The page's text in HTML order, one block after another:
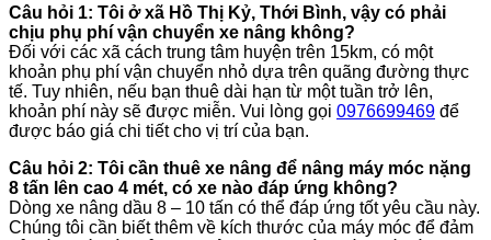
Câu hỏi 1: Tôi ở xã Hồ Thị Kỷ, Thới Bình, vậy có phải
chịu phụ phí vận chuyển xe nâng không?
Đối với các xã cách trung tâm huyện trên 15km, có một
khoản phụ phí vận chuyển nhỏ dựa trên quãng đường thực
tế. Tuy nhiên, nếu bạn thuê dài hạn từ một tuần trở lên,
khoản phí này sẽ được miễn. Vui lòng gọi 0976699469 để
được báo giá chi tiết cho vị trí của bạn.
Câu hỏi 2: Tôi cần thuê xe nâng để nâng máy móc nặng
8 tấn lên cao 4 mét, có xe nào đáp ứng không?
Dòng xe nâng dầu 8 – 10 tấn có thể đáp ứng tốt yêu cầu này.
Chúng tôi cần biết thêm về kích thước của máy móc để đảm